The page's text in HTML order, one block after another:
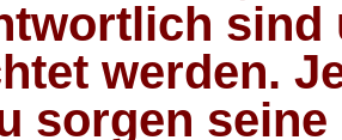
sind
werden.
sorgen